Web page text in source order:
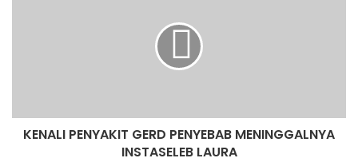
KENALI PENYAKIT GERD PENYEBAB MENINGGALNYA
INSTASELEB LAURA